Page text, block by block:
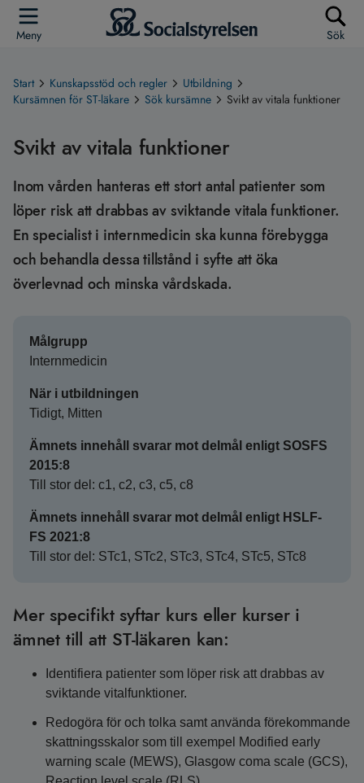
Meny Sök
Start Kunskapsstöd och regler
Utbildning
Kursämnen för ST-läkare
Sök kursämne Svikt av vitala funktioner
Svikt av vitala funktioner
Inom vården hanteras ett stort antal patienter som
löper risk att drabbas av sviktande vitala funktioner.
En specialist i internmedicin ska kunna förebygga
och behandla dessa tillstånd i syfte att öka
överlevnad och minska vårdskada.
Målgrupp
Internmedicin
När i utbildningen
Tidigt, Mitten
Ämnets innehåll svarar mot delmål enligt SOSFS
2015:8
Till stor del: c1, c2, c3, c5, c8
Ämnets innehåll svarar mot delmål enligt HSLF-
FS 2021:8
Till stor del: STc1, STc2, STc3, STc4, STc5, STc8
Mer specifikt syftar kurs eller kurser i
ämnet till att ST-läkaren kan:
Identifiera patienter som löper risk att drabbas av
sviktande vitalfunktioner.
Redogöra för och tolka samt använda förekommande
skattningsskalor som till exempel Modified early
warning scale (MEWS), Glasgow coma scale (GCS),